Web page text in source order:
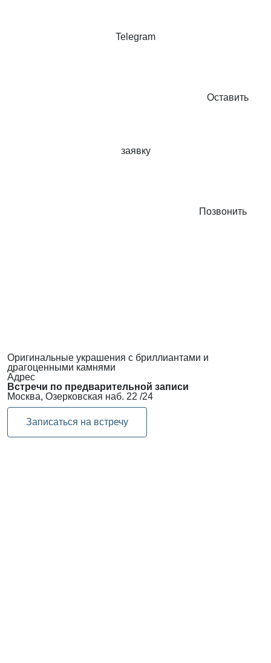
Telegram
Оставить
заявку
Позвонить
Оригинальные украшения с бриллиантами и
драгоценными камнями
Адрес
Встречи по предварительной записи
Москва, Озерковская наб. 22 /24
Записаться на встречу